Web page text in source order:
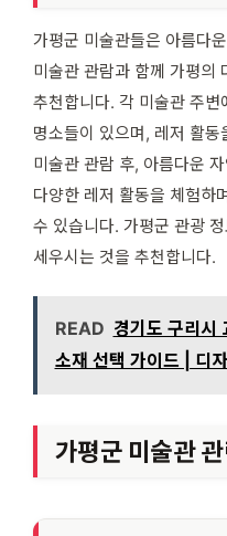
가평군 미술관들은 아름다
미술관 관람과 함께 가평의
추천합니다. 각 미술관 주
명소들이 있으며, 레저 활
미술관 관람 후, 아름다운
다양한 레저 활동을 체험하
수 있습니다. 가평군 관광
세우시는 것을 추천합니다.
READ 경기도 구리시
소재 선택 가이드 | 디
가평군 미술관